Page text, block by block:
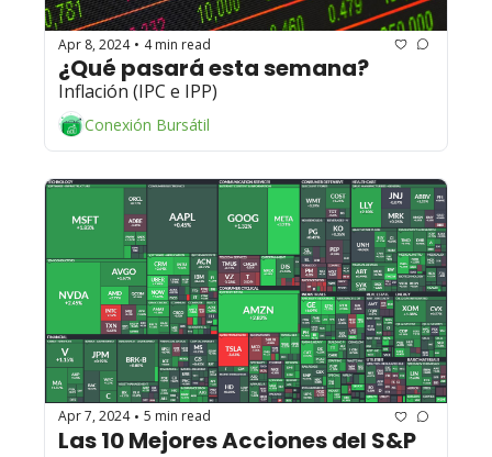
Apr 8, 2024 • 4 min read
¿Qué pasará esta semana?
Inflación (IPC e IPP)
Conexión Bursátil
Apr 7, 2024 • 5 min read
Las 10 Mejores Acciones del S&P